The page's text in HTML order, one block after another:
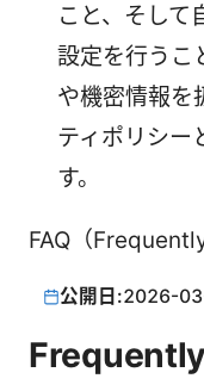
こと、そして
設定を行うこ
や機密情報を
ティポリシー
す。
FAQ（
公開日:2026-